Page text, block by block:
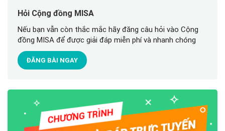
Hỏi Cộng đồng MISA
Nếu bạn vẫn còn thắc mắc hãy đăng câu hỏi vào Cộng
đồng MISA để được giải đáp miễn phí và nhanh chóng
ĐĂNG BÀI NGAY